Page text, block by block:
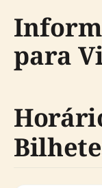
para